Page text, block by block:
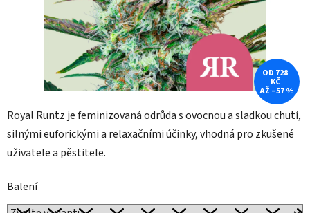
Royal Runtz je feminizovaná odrůda s ovocnou a sladkou chutí,
silnými euforickými a relaxačními účinky, vhodná pro zkušené
uživatele a pěstitele.
Balení
OD 728
KČ
AŽ –57 %